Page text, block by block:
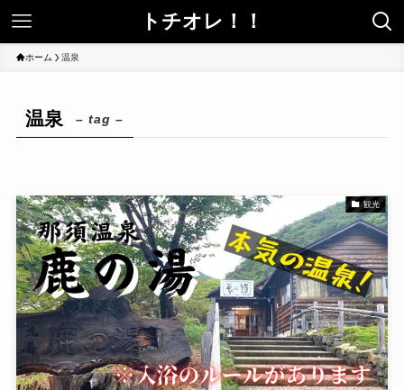
トチオレ！！
ホーム 温泉
温泉 – tag –
観光